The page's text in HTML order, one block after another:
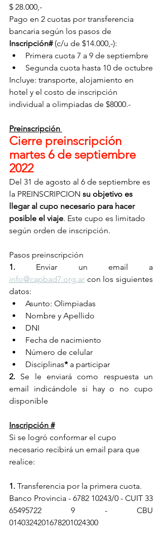
$ 28.000,-
Pago en 2 cuotas por transferencia
bancaria según los pasos de
Inscripción# (c/u de $14.000,-):
Primera cuota 7 a 9 de septiembre
Segunda cuota hasta 10 de octubre
Incluye: transporte, alojamiento en
hotel y el costo de inscripción
individual a olimpiadas de $8000.-
Preinscripción
Cierre preinscripción
martes 6 de septiembre
2022
Del 31 de agosto al 6 de septiembre es
la PREINSCRIPCION su objetivo es
llegar al cupo necesario para hacer
posible el viaje. Este cupo es limitado
según orden de inscripción.
Pasos preinscripción
1.
info@capbad7.org.ar con los siguientes
datos:
Asunto: Olimpiadas
Nombre y Apellido
DNI
Fecha de nacimiento
Número de celular
Disciplinas* a participar
2. Se le enviará como respuesta un
email indicándole si hay o no cupo
disponible
Inscripción #
Si se logró conformar el cupo
necesario recibirá un email para que
realice:
1. Transferencia por la primera cuota.
Banco Provincia - 6782 10243/0 - CUIT 33
65495722 9 - CBU
0140324201678201024300